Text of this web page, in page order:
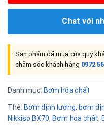
Chat với
Sản phẩm đã mua của quý
chăm sóc khách hàng 0972
Danh mục: Bơm hóa chất
Thẻ: Bơm định lượng, bơm
Nikkiso BX70, Bơm hóa chất,